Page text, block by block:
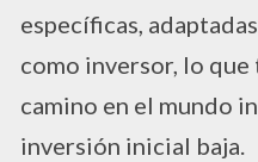
específicas,
como inversor, lo
camino en el mundo
inversión inicial baja.